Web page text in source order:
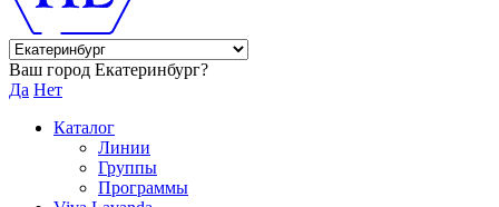
Ваш город Екатеринбург?
Да Нет
Каталог
Линии
Группы
Программы